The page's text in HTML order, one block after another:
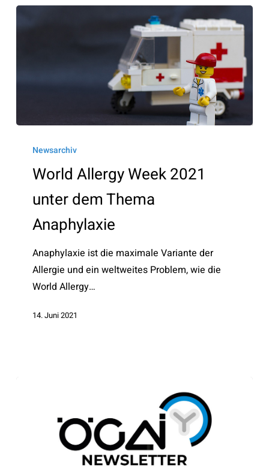
Allergy
Week
2021
unter
Thema
Anaphylaxie
Newsarchiv
World Allergy Week 2021
unter dem Thema
Anaphylaxie
Anaphylaxie ist die maximale Variante der
Allergie und ein weltweites Problem, wie die
World Allergy…
14. Juni 2021